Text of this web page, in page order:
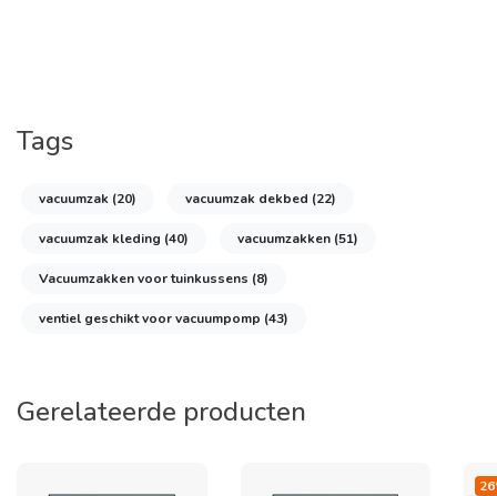
Tags
vacuumzak (20) vacuumzak dekbed (22)
vacuumzak kleding (40) vacuumzakken (51)
Vacuumzakken voor tuinkussens (8)
ventiel geschikt voor vacuumpomp (43)
Gerelateerde producten